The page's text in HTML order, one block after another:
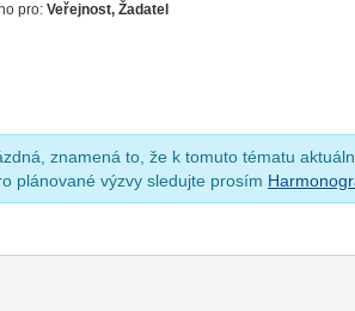
pro:Veřejnost, Žadatel
znamená to, že k tomuto tématu
plánované výzvy sledujte prosím